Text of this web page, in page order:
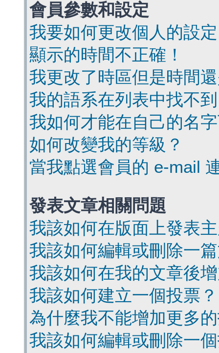
會員參數和設定
我要如何更改個人的設
顯示的時間不正確！
我更改了時區但是時間
我的語系在列表中找不
我如何才能在自己的名
如何改變我的等級？
當我點選會員的 e-mail
發表文章相關問題
我該如何在版面上發表
我該如何編輯或刪除一
我該如何在我的文章後
我該如何建立一個投票？
為什麼我不能增加更多
我該如何編輯或刪除一